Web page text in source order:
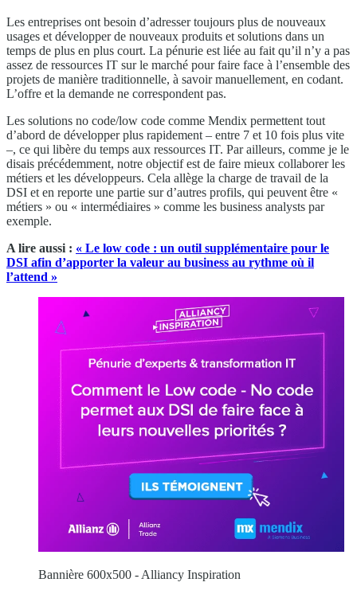
Les entreprises ont besoin d’adresser toujours plus de nouveaux
usages et développer de nouveaux produits et solutions dans un
temps de plus en plus court. La pénurie est liée au fait qu’il n’y a pas
assez de ressources IT sur le marché pour faire face à l’ensemble des
projets de manière traditionnelle, à savoir manuellement, en codant.
L’offre et la demande ne correspondent pas.
Les solutions no code/low code comme Mendix permettent tout
d’abord de développer plus rapidement – entre 7 et 10 fois plus vite
–, ce qui libère du temps aux ressources IT. Par ailleurs, comme je le
disais précédemment, notre objectif est de faire mieux collaborer les
métiers et les développeurs. Cela allège la charge de travail de la
DSI et en reporte une partie sur d’autres profils, qui peuvent être «
métiers » ou « intermédiaires » comme les business analysts par
exemple.
A lire aussi : « Le low code : un outil supplémentaire pour le
DSI afin d’apporter la valeur au business au rythme où il
l’attend »
Bannière 600x500 - Alliancy Inspiration